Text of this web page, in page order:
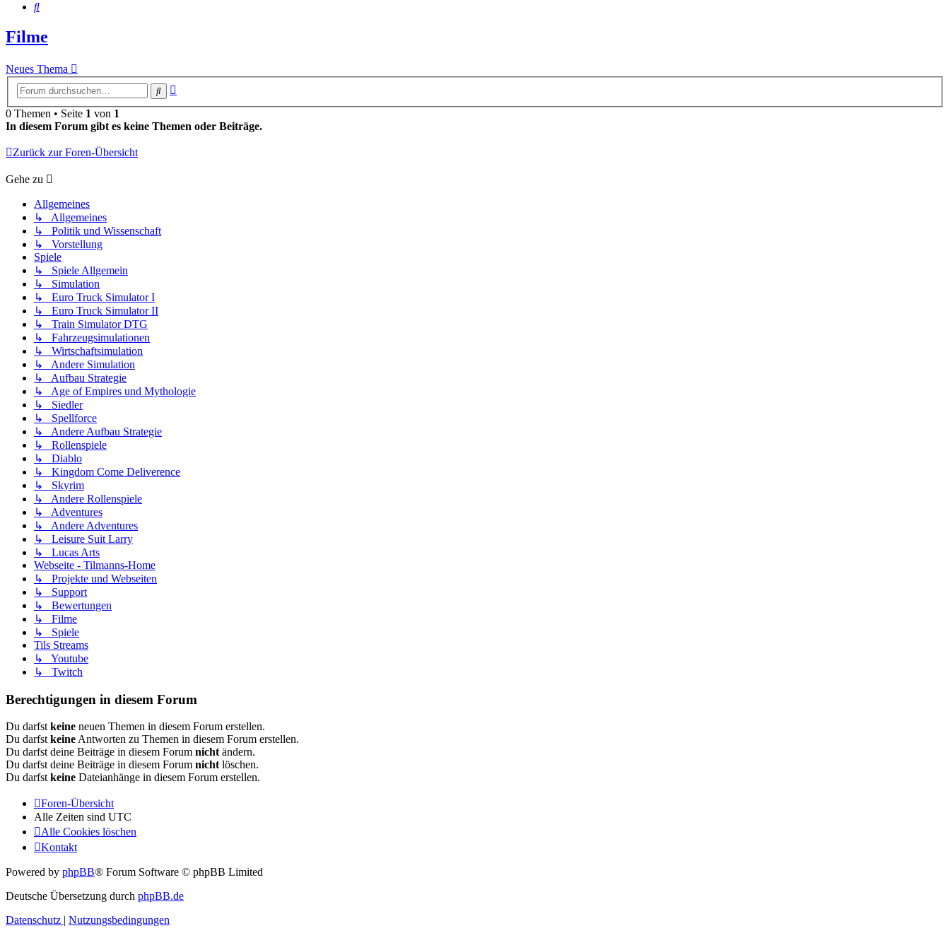
Suche
Filme
Neues Thema
Suche
0 Themen • Seite 1 von 1
In diesem Forum gibt es keine Themen oder Beiträge.
Zurück zur Foren-Übersicht
Gehe zu
Allgemeines
↳ Allgemeines
↳ Politik und Wissenschaft
↳ Vorstellung
Spiele
↳ Spiele Allgemein
↳ Simulation
↳ Euro Truck Simulator I
↳ Euro Truck Simulator II
↳ Train Simulator DTG
↳ Fahrzeugsimulationen
↳ Wirtschaftsimulation
↳ Andere Simulation
↳ Aufbau Strategie
↳ Age of Empires und Mythologie
↳ Siedler
↳ Spellforce
↳ Andere Aufbau Strategie
↳ Rollenspiele
↳ Diablo
↳ Kingdom Come Deliverence
↳ Skyrim
↳ Andere Rollenspiele
↳ Adventures
↳ Andere Adventures
↳ Leisure Suit Larry
↳ Lucas Arts
Webseite - Tilmanns-Home
↳ Projekte und Webseiten
↳ Support
↳ Bewertungen
↳ Filme
↳ Spiele
Tils Streams
↳ Youtube
↳ Twitch
Berechtigungen in diesem Forum
Du darfst keine neuen Themen in diesem Forum erstellen.
Du darfst keine Antworten zu Themen in diesem Forum erstellen.
Du darfst deine Beiträge in diesem Forum nicht ändern.
Du darfst deine Beiträge in diesem Forum nicht löschen.
Du darfst keine Dateianhänge in diesem Forum erstellen.
Foren-Übersicht
Alle Zeiten sind UTC
Alle Cookies löschen
Kontakt
Powered by phpBB® Forum Software © phpBB Limited
Deutsche Übersetzung durch phpBB.de
Datenschutz | Nutzungsbedingungen